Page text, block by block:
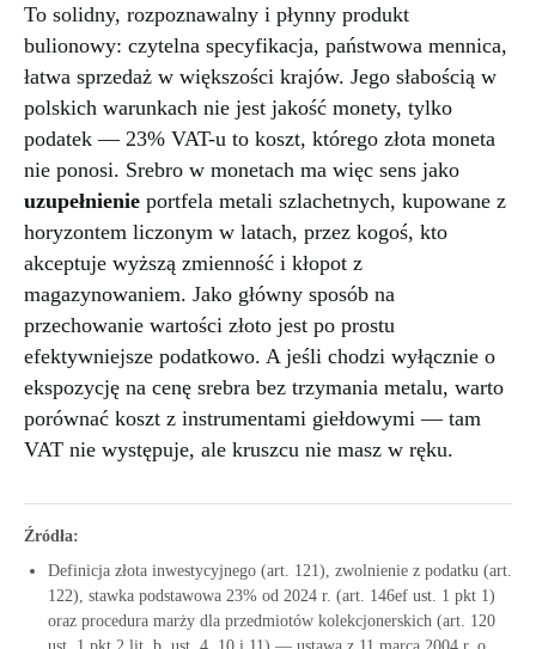
To solidny, rozpoznawalny i płynny produkt
bulionowy: czytelna specyfikacja, państwowa mennica,
łatwa sprzedaż w większości krajów. Jego słabością w
polskich warunkach nie jest jakość monety, tylko
podatek — 23% VAT-u to koszt, którego złota moneta
nie ponosi. Srebro w monetach ma więc sens jako
uzupełnienie portfela metali szlachetnych, kupowane z
horyzontem liczonym w latach, przez kogoś, kto
akceptuje wyższą zmienność i kłopot z
magazynowaniem. Jako główny sposób na
przechowanie wartości złoto jest po prostu
efektywniejsze podatkowo. A jeśli chodzi wyłącznie o
ekspozycję na cenę srebra bez trzymania metalu, warto
porównać koszt z instrumentami giełdowymi — tam
VAT nie występuje, ale kruszcu nie masz w ręku.
Źródła:
Definicja złota inwestycyjnego (art. 121), zwolnienie z podatku (art.
122), stawka podstawowa 23% od 2024 r. (art. 146ef ust. 1 pkt 1)
oraz procedura marży dla przedmiotów kolekcjonerskich (art. 120